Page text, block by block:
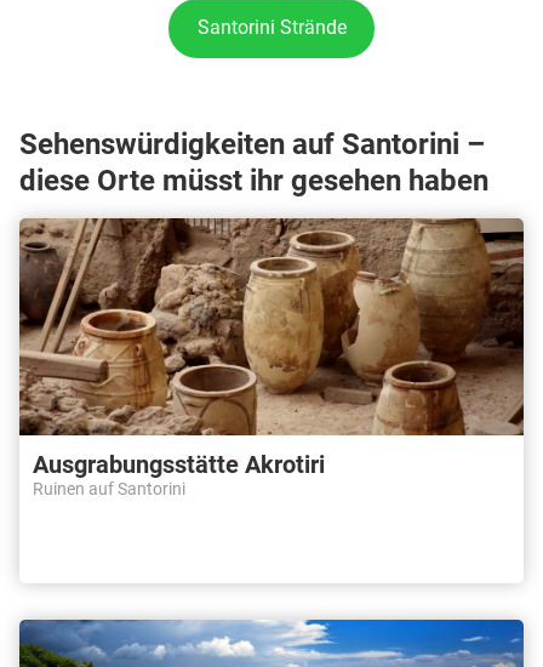
Santorini Strände
Sehenswürdigkeiten auf Santorini –
diese Orte müsst ihr gesehen haben
Ausgrabungsstätte Akrotiri
Ruinen auf Santorini